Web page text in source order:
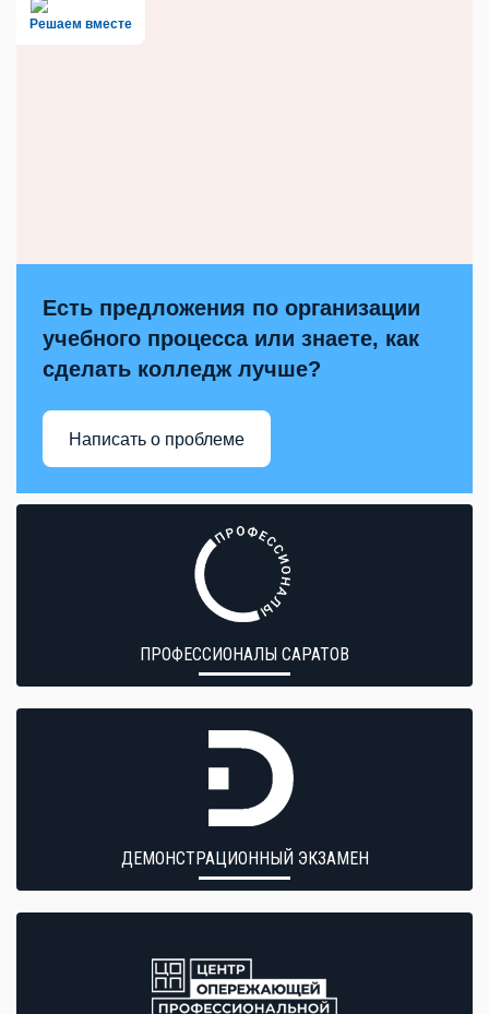
Решаем вместе
Есть предложения по организации
учебного процесса или знаете, как
сделать колледж лучше?
Написать о проблеме
ПРОФЕССИОНАЛЫ САРАТОВ
ДЕМОНСТРАЦИОННЫЙ ЭКЗАМЕН